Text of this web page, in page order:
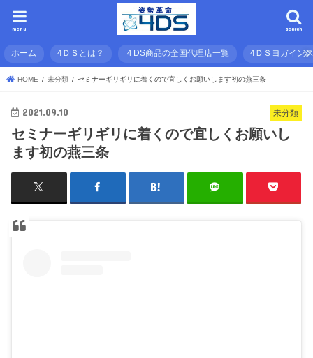
search
menu
ホーム 4ＤＳとは？ ４DS商品の全国代理店一覧 4ＤＳヨガイン
HOME 未分類 セミナーギリギリに着くので宜しくお願いします初の燕三条
未分類
2021.09.10
セミナーギリギリに着くので宜しくお願いし
ます初の燕三条